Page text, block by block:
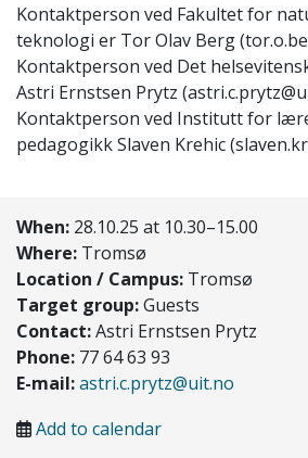
Kontaktperson ved Fakultet for
teknologi er Tor Olav Berg
Kontaktperson ved Det
Astri Ernstsen Prytz
Kontaktperson ved Institutt for
pedagogikk Slaven Krehic
When: 28.10.25 at 10.30–15.00
Where: Tromsø
Location / Campus: Tromsø
Target group:Guests
Contact:Astri Ernstsen Prytz
Phone: 77 64 63 93
E-mail:astri.c.prytz@uit.no
Add to calendar